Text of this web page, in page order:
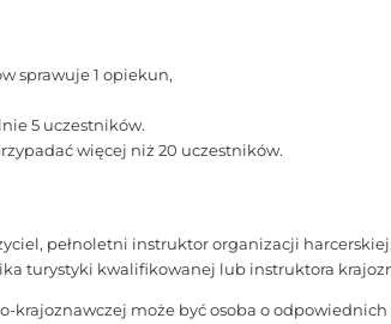
sprawuje 1 opiekun,
5 uczestników.
więcej niż 20 uczestników.
pełnoletni instruktor organizacji
turystyki kwalifikowanej lub instruktora
może być osoba o